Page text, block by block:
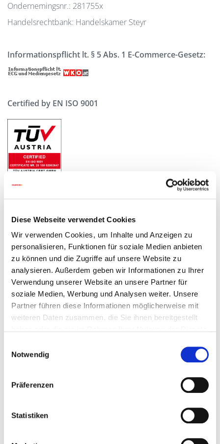
Diese Webseite verwendet Cookies
Wir verwenden Cookies, um Inhalte und Anzeigen zu
personalisieren, Funktionen für soziale Medien anbieten
zu können und die Zugriffe auf unsere Website zu
analysieren. Außerdem geben wir Informationen zu Ihrer
Verwendung unserer Website an unsere Partner für
soziale Medien, Werbung und Analysen weiter. Unsere
Partner führen diese Informationen möglicherweise mit
weiteren Daten zusammen, die Sie ihnen bereitgestellt
Notwendig
Präferenzen
Statistiken
Ondernemingsnr.: 281755x
Handelsrechtbank: Handelskamer Steyr
Informationspflicht lt. § 5 Abs. 1 E-Commerce-Gesetz:
Certified by EN ISO 9001
Uitsluiting van aansprakelijkheid:
SOLARFOCUS GmbH stelt de inhoud van de
bezoekers.
De inhoud, met name de juistheid, volledigheid en
actualiteitswaarde van de startpagina en de website vallen
niet onder de aansprakelijkheid van het bedrijf. Eventuele
fouten voorbehouden. Deze uitsluiting van
aansprakelijkheid geldt ook voor sites waarvan een link
wordt voorzien.
overeenstemming met de toepasselijke regelgeving
verwerkt om uw verzoeken te verwerken en gebruikt. De
SOLARFOCUS GmbH beschermt de vertrouwelijkheid van
beschikking stellen aan derden.